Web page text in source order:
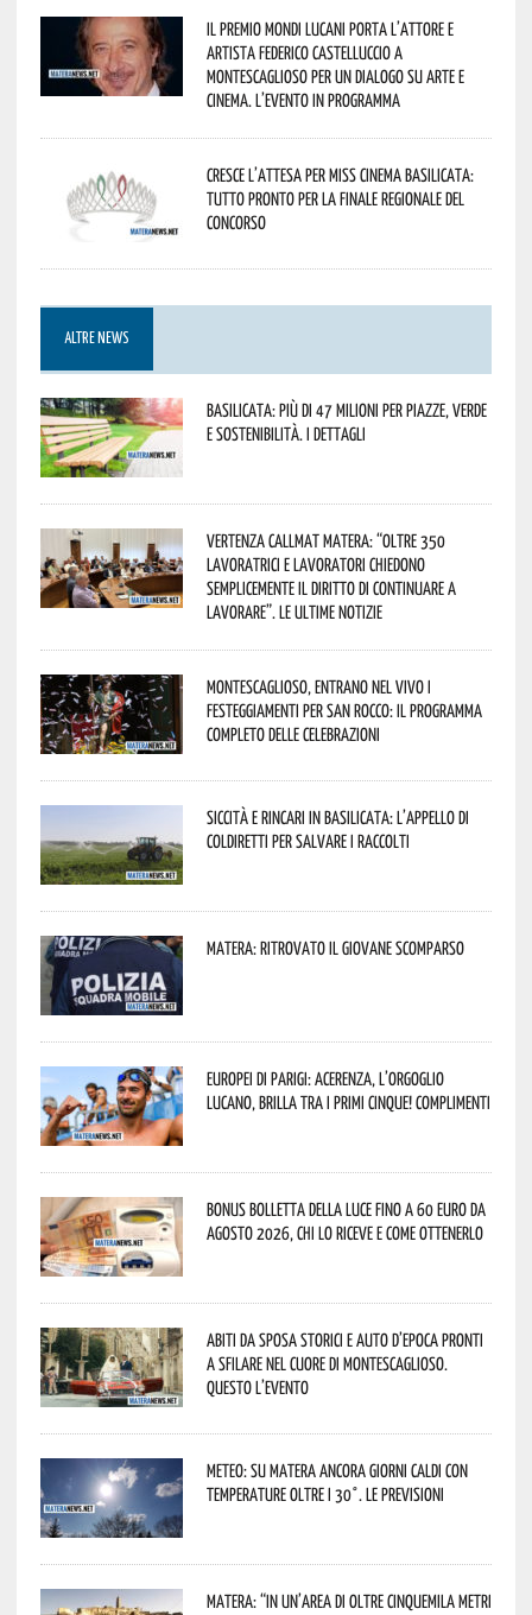
Il Premio Mondi Lucani porta l’attore e
artista Federico Castelluccio a
Montescaglioso per un dialogo su arte e
cinema. L’evento in programma
Cresce l’attesa per Miss Cinema Basilicata:
tutto pronto per la finale regionale del
concorso
ALTRE NEWS
Basilicata: più di 47 milioni per piazze, verde
e sostenibilità. I dettagli
Vertenza CallMat Matera: “Oltre 350
lavoratrici e lavoratori chiedono
semplicemente il diritto di continuare a
lavorare”. Le ultime notizie
Montescaglioso, entrano nel vivo i
festeggiamenti per San Rocco: il programma
completo delle celebrazioni
Siccità e rincari in Basilicata: l’appello di
Coldiretti per salvare i raccolti
Matera: ritrovato il giovane scomparso
Europei di Parigi: Acerenza, l’orgoglio
lucano, brilla tra i primi cinque! Complimenti
Bonus bolletta della luce fino a 60 euro da
agosto 2026, chi lo riceve e come ottenerlo
Abiti da sposa storici e auto d’epoca pronti
a sfilare nel cuore di Montescaglioso.
Questo l’evento
Meteo: su Matera ancora giorni caldi con
temperature oltre i 30°. Le previsioni
Matera: “In un’area di oltre cinquemila metri